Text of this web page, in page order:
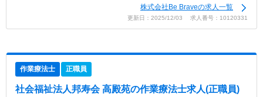
株式会社Be Braveの求人一覧
更新日：2025/12/03 求人番号：10120331
作業療法士 正職員
社会福祉法人邦寿会 高殿苑の作業療法士求人(正職員)